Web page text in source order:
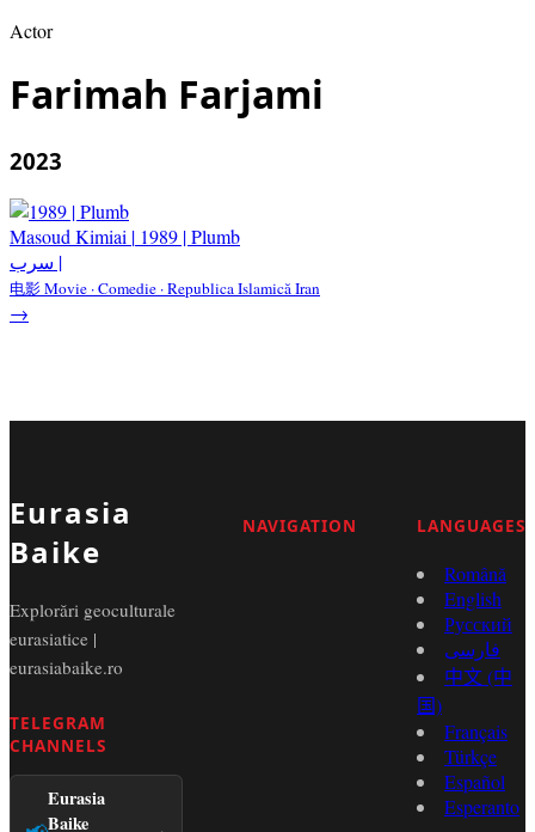
Actor
Farimah Farjami
2023
Masoud Kimiai | 1989 | Plumb
سرب |
电影 Movie · Comedie · Republica Islamică Iran
→
Eurasia
Baike
Explorări geoculturale
eurasiatice |
eurasiabaike.ro
TELEGRAM
CHANNELS
Eurasia
Baike
NAVIGATION LANGUAGES
Română
English
Русский
فارسی
中文 (中
国)
Français
Türkçe
Español
Esperanto